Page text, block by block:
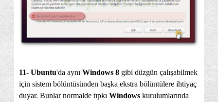
11- Ubuntu'da aynı Windows 8 gibi düzgün çalışabilmek
için sistem bölüntüsünden başka ekstra bölüntülere ihtiyaç
duyar. Bunlar normalde tıpkı Windows kurulumlarında